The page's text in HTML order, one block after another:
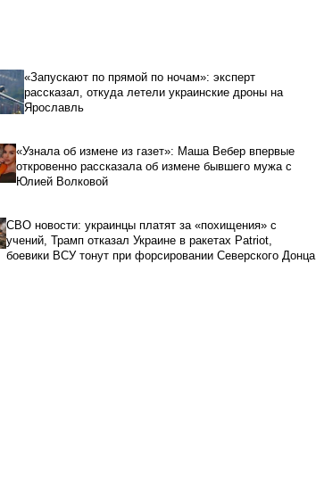
«Запускают по прямой по ночам»: эксперт
рассказал, откуда летели украинские дроны на
Ярославль
«Узнала об измене из газет»: Маша Вебер впервые
откровенно рассказала об измене бывшего мужа с
Юлией Волковой
СВО новости: украинцы платят за «похищения» с
учений, Трамп отказал Украине в ракетах Patriot,
боевики ВСУ тонут при форсировании Северского Донца